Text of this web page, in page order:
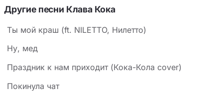
Другие песни Клава Кока
Ты мой краш (ft. NILETTO, Нилетто)
Ну, мед
Праздник к нам приходит (Кока-Кола cover)
Покинула чат